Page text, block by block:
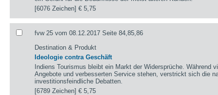
[6076 Zeichen]€ 5,75
fvw 25 vom 08.12.2017 Seite 84,85,86
Destination & Produkt
Ideologie contra Geschäft
Indiens Tourismus bleibt ein Markt der Widersprüche. Während
Angebote und verbesserten Service stehen, verstrickt sich die
investitionsfeindliche Debatten.
[6789 Zeichen]€ 5,75